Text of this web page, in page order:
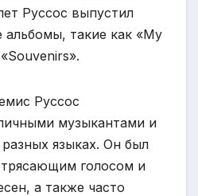
Руссос выпустил
альбомы, такие как «My
Руссос
музыкантами и
языках. Он был
голосом и
а также часто